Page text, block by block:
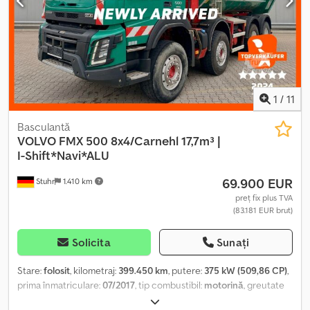
CAPACITATE: 14.000 kg GREUTATE TOTALĂ: 26.000 kg
DIMENSIUNE ANVELOPE: 13R22,5 AMPATAMENT: 343/140 cm
SUSPENSIE: PE ARC Dwsdpfx Ajy Iklyokboa TEL: KUBA –
POLONEZĂ, ENGLEZĂ, GERMANĂ, ITALIANĂ SEBASTIAN –
POLONEZĂ, GERMANĂ, ITALIANĂ, ????? LASZLO – MAGHIARĂ
COSTEL – ROMÂNĂ (Română – realizăm toate formalitățile pentru
export, inclusiv numere) RADEK – ????? Ref. nr: 7345
1 / 11
Stuhr 1.410 km
Basculantă
VOLVO FMX 500 8x4/Carnehl 17,7m³ |
I-Shift*Navi*ALU
69.900 EUR
preț fix plus TVA
(83.181 EUR brut)
Solicita Sunați
Stare:folosit, kilometraj: 399.450 km, putere: 375 kW (509,86 CP),
prima înmatriculare:07/2017, tip combustibil: motorină, greutate
, configurație ax:3 axe